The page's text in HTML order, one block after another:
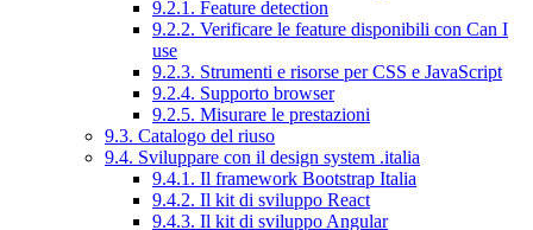
9.2.1. Feature detection
9.2.2. Verificare le feature disponibili con Can I
use
9.2.3. Strumenti e risorse per CSS e JavaScript
9.2.4. Supporto browser
9.2.5. Misurare le prestazioni
9.3. Catalogo del riuso
9.4. Sviluppare con il design system .italia
9.4.1. Il framework Bootstrap Italia
9.4.2. Il kit di sviluppo React
9.4.3. Il kit di sviluppo Angular